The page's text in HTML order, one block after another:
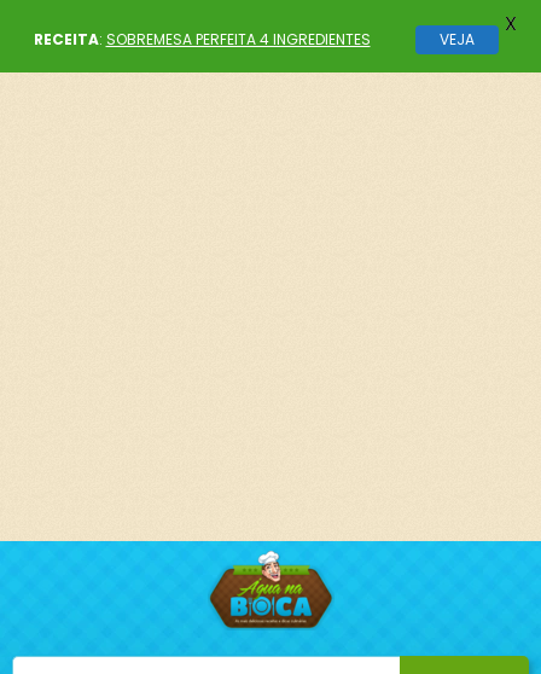
RECEITA: SOBREMESA PERFEITA 4 INGREDIENTES VEJA
X